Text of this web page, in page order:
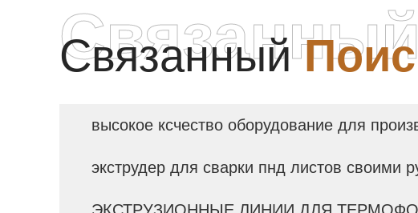
Связанный
высокое ксчество оборудование для
экструдер для сварки пнд листов своими